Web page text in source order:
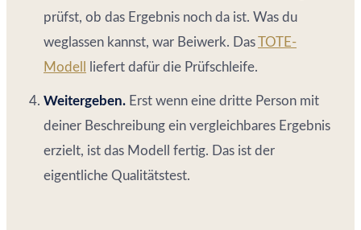
prüfst, ob das Ergebnis noch da ist. Was du
weglassen kannst, war Beiwerk. DasTOTE-
Modell
liefert dafür die Prüfschleife.
Weitergeben. Erst wenn eine dritte Person mit
deiner Beschreibung ein vergleichbares Ergebnis
erzielt, ist das Modell fertig. Das ist der
eigentliche Qualitätstest.